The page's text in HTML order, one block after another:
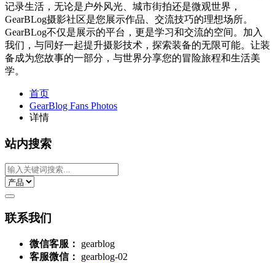
记录生活，无论是户外风光、城市街拍还是微观世界，
GearBLog摄影社区是您展示作品、交流技巧的理想场所。
GearBLog不仅是展示的平台，更是学习和交流的空间。加入
我们，与同好一起提升摄影技术，探索装备的无限可能。让装
备成为您故事的一部分，与世界分享您的冒险旅程和生活美
学。
首页
GearBlog Fans Photos
详情
站内搜索
联系我们
微信客服：
gearblog
客服微信：
gearblog-02